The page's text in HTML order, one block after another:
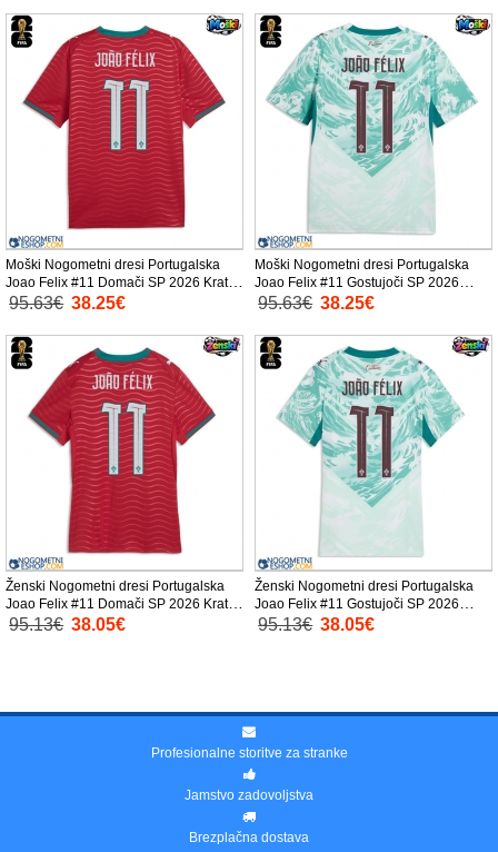
Moški Nogometni dresi Portugalska
Joao Felix #11 Domači SP 2026 Kratek
Rokav
95.63€ 38.25€
Moški Nogometni dresi Portugalska
Joao Felix #11 Gostujoči SP 2026
Kratek Rokav
95.63€ 38.25€
Ženski Nogometni dresi Portugalska
Joao Felix #11 Domači SP 2026 Kratek
Rokav
95.13€ 38.05€
Ženski Nogometni dresi Portugalska
Joao Felix #11 Gostujoči SP 2026
Kratek Rokav
95.13€ 38.05€
Profesionalne storitve za stranke
Jamstvo zadovoljstva
Brezplačna dostava